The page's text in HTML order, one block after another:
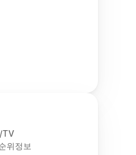
TV
위정보